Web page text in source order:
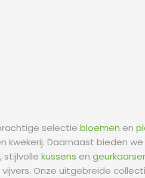
selectie bloemen en
Daarnaast bieden
, stijlvolle kussens en
Onze uitgebreide